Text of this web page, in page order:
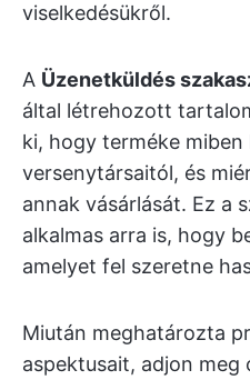
viselkedésükről.
A Üzenetküldés
által létrehozott
ki, hogy terméke miben
versenytársaitól, és
annak vásárlását. Ez a
alkalmas arra is, hogy
amelyet fel szeretne
Miután meghatározta
aspektusait, adjon